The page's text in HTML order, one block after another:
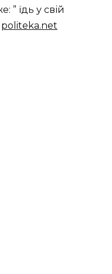
” їдь у свій
politeka.net